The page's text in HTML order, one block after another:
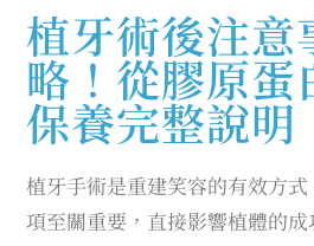
植牙術後注意
略！從膠原蛋
保養完整說明
植牙手術是重建笑容的有效方
項至關重要，直接影響植體的成